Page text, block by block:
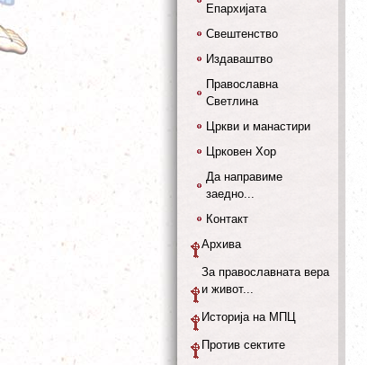
Епархијата
Свештенство
Издаваштво
Православна
Светлина
Цркви и манастири
Црковен Хор
Да направиме
заедно...
Контакт
Архива
За православната вера
и живот...
Историја на МПЦ
Против сектите